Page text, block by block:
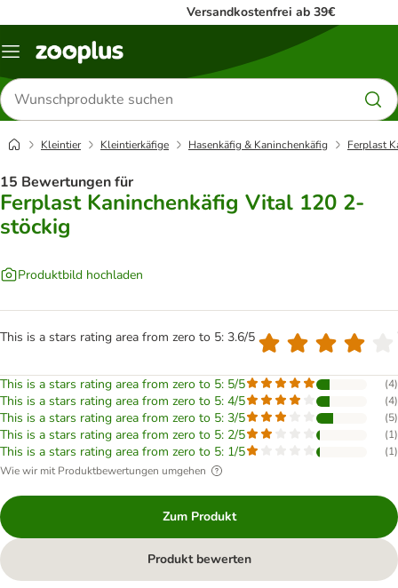
Versandkostenfrei ab 39€
Menü
Produkte
suchen
Kleintier Kleintierkäfige Hasenkäfig & Kaninchenkäfig Ferplast
15 Bewertungen für
Ferplast Kaninchenkäfig Vital 120 2-
stöckig
Produktbild hochladen
This is a stars rating area from zero to 5: 3.6/5
This is a stars rating area from zero to 5: 5/5 (4)
This is a stars rating area from zero to 5: 4/5 (4)
This is a stars rating area from zero to 5: 3/5 (5)
This is a stars rating area from zero to 5: 2/5 (1)
This is a stars rating area from zero to 5: 1/5 (1)
Wie wir mit Produktbewertungen umgehen
Zum Produkt
Produkt bewerten